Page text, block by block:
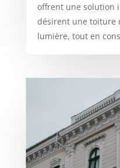
offrent une solution
désirent une toiture
lumière, tout en